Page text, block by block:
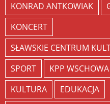
KONRAD ANTKOWIAK
KONCERT
SŁAWSKIE CENTRUM
SPORT
KPP WSCHOWA
KULTURA
EDUKACJA